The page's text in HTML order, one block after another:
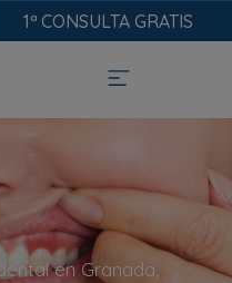
1ª CONSULTA GRATIS
en Granada,